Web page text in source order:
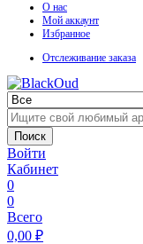
О нас
Мой аккаунт
Избранное
Отслеживание заказа
Поиск
Войти
Кабинет
0
0
Всего
0,00 ₽